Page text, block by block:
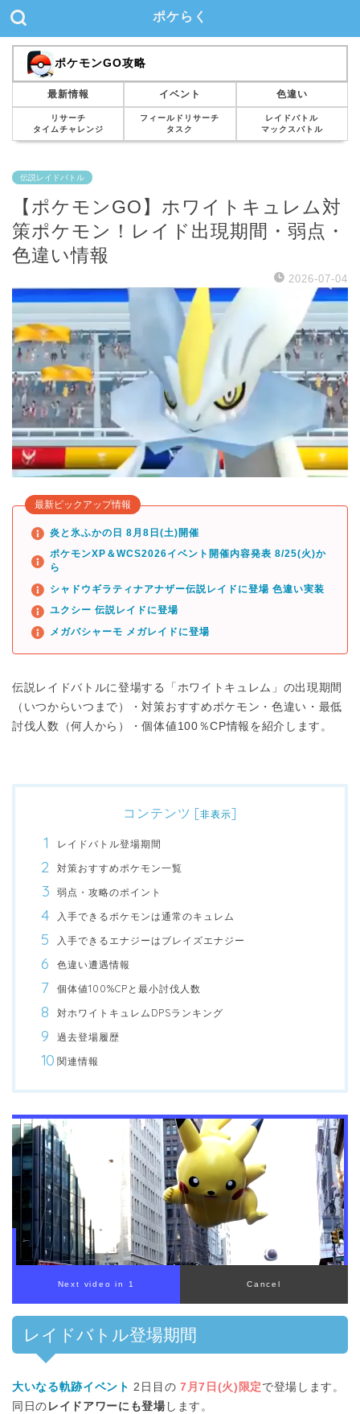
ポケらく
ポケモンGO攻略
最新情報 イベント 色違い
リサーチ
タイムチャレンジ
フィールドリサーチ
タスク
レイドバトル
マックスバトル
伝説レイドバトル
【ポケモンGO】ホワイトキュレム対
策ポケモン！レイド出現期間・弱点・
色違い情報
2026-07-04
最新ピックアップ情報
炎と氷ふかの日 8月8日(土)開催
ポケモンXP＆WCS2026イベント開催内容発表 8/25(火)か
ら
シャドウギラティナアナザー伝説レイドに登場 色違い実装
ユクシー 伝説レイドに登場
メガバシャーモ メガレイドに登場
伝説レイドバトルに登場する「ホワイトキュレム」の出現期間
（いつからいつまで）・対策おすすめポケモン・色違い・最低
討伐人数（何人から）・個体値100％CP情報を紹介します。
コンテンツ [非表示]
レイドバトル登場期間
対策おすすめポケモン一覧
弱点・攻略のポイント
入手できるポケモンは通常のキュレム
入手できるエナジーはブレイズエナジー
色違い遭遇情報
個体値100%CPと最小討伐人数
対ホワイトキュレムDPSランキング
過去登場履歴
関連情報
レイドバトル登場期間
大いなる軌跡イベント 2日目の 7月7日(火)限定 で登場します。
同日の レイドアワーにも登場 します。